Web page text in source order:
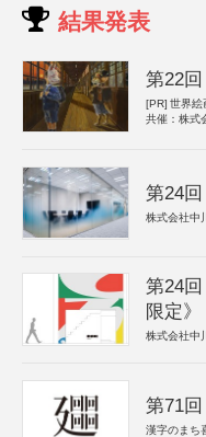
結果発表
第22
[PR] 世界絵
共催：株式
第24
株式会社中
第24
限定》
株式会社中
第71
漢字のまち